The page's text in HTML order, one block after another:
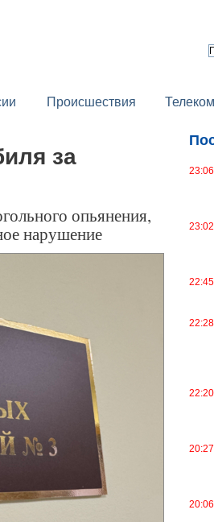
Происшествия Телеком
за
опьянения,
нарушение
23:06
23:02
22:45
22:28
22:20
20:27
20:06